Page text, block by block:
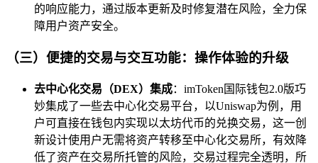
的响应能力，通过版本更新及时修复潜在风险，全力保
障用户资产安全。
（三）便捷的交易与交互功能：操作体验的升级
去中心化交易（DEX）集成：imToken国际钱包2.0版巧
妙集成了一些去中心化交易平台，以Uniswap为例，用
户可直接在钱包内实现以太坊代币的兑换交易，这一创
新设计使用户无需将资产转移至中心化交易所，有效降
低了资产在交易所托管的风险，交易过程完全透明，所